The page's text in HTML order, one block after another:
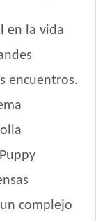
y Grande
en la vida
encuentros.
complejo